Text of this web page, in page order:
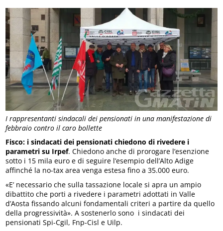
I rappresentanti sindacali dei pensionati in una manifestazione di
febbraio contro il caro bollette
Fisco: i sindacati dei pensionati chiedono di rivedere i
parametri su Irpef. Chiedono anche di prorogare l’esenzione
sotto i 15 mila euro e di seguire l’esempio dell’Alto Adige
affinché la no-tax area venga estesa fino a 35.000 euro.
«E’ necessario che sulla tassazione locale si apra un ampio
dibattito che porti a rivedere i parametri adottati in Valle
d’Aosta fissando alcuni fondamentali criteri a partire da quello
della progressività». A sostenerlo sono i sindacati dei
pensionati Spi-Cgil, Fnp-Cisl e Uilp.